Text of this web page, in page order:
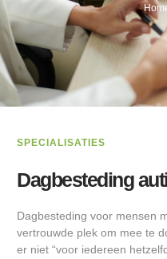
SPECIALISATIES
Dagbesteding
Dagbesteding voor mensen
vertrouwde plek om mee te
er niet “voor iedereen